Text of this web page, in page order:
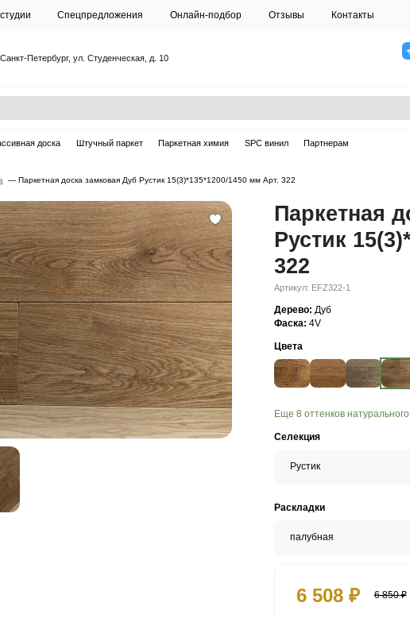
Галерея О студии Спецпредложения Онлайн-
— Паркетная доска — Паркетная доска замковая Дуб Рустик